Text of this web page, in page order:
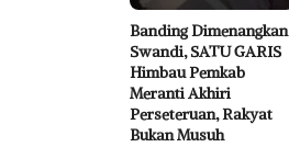
Banding Dimenangkan
Swandi, SATU GARIS
Himbau Pemkab
Meranti Akhiri
Perseteruan, Rakyat
Bukan Musuh